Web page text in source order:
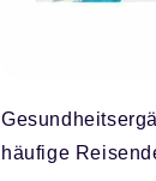
häufige